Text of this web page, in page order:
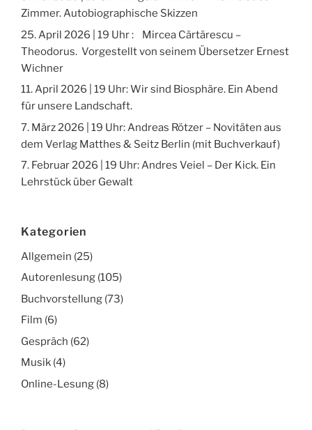
Zimmer. Autobiographische Skizzen
25. April 2026 | 19 Uhr : Mircea Cărtărescu –
Theodorus. Vorgestellt von seinem Übersetzer Ernest
Wichner
11. April 2026 | 19 Uhr: Wir sind Biosphäre. Ein Abend
für unsere Landschaft.
7. März 2026 | 19 Uhr: Andreas Rötzer – Novitäten aus
dem Verlag Matthes & Seitz Berlin (mit Buchverkauf)
7. Februar 2026 | 19 Uhr: Andres Veiel – Der Kick. Ein
Lehrstück über Gewalt
Kategorien
Allgemein (25)
Autorenlesung (105)
Buchvorstellung (73)
Film (6)
Gespräch (62)
Musik (4)
Online-Lesung (8)